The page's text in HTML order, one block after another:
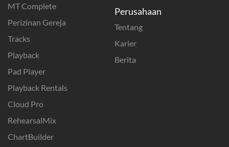
MT Complete
Perizinan Gereja
Tracks
Playback
Pad Player
Playback Rentals
Cloud Pro
RehearsalMix
ChartBuilder
Perusahaan
Tentang
Karier
Berita